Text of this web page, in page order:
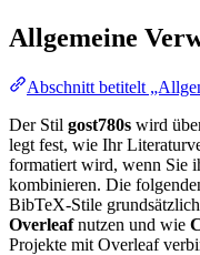
Allgemeine
Abschnitt betitelt
Der Stil gost780s wird
legt fest, wie Ihr
formatiert wird, wenn Sie
kombinieren. Die
BibTeX-Stile
Overleafnutzen und wie
Projekte mit Overleaf